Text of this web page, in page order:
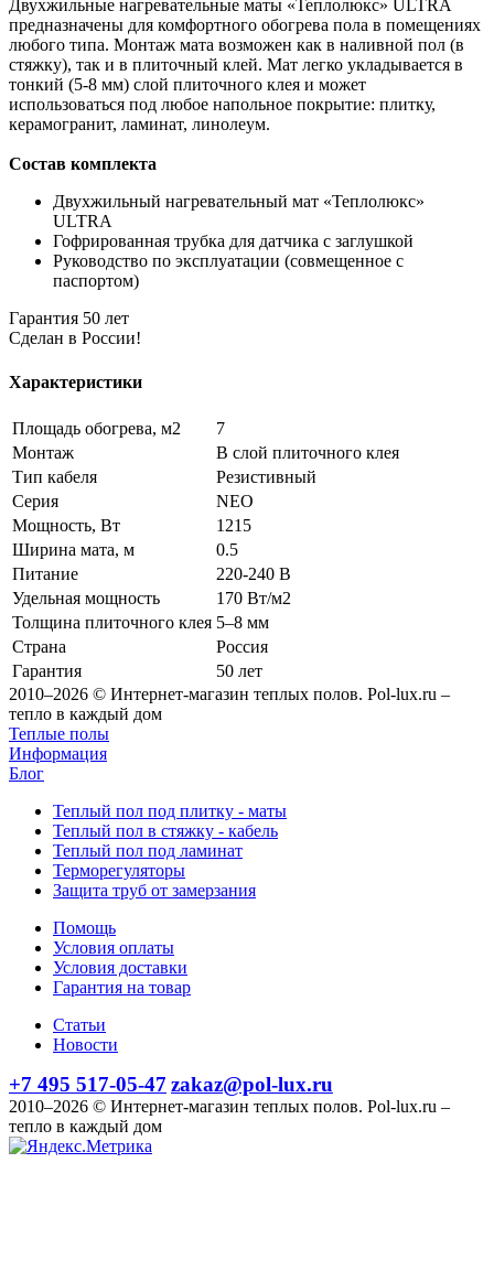
Двухжильные нагревательные маты «Теплолюкс» ULTRA
предназначены для комфортного обогрева пола в помещениях
любого типа. Монтаж мата возможен как в наливной пол (в
стяжку), так и в плиточный клей. Мат легко укладывается в
тонкий (5-8 мм) слой плиточного клея и может
использоваться под любое напольное покрытие: плитку,
керамогранит, ламинат, линолеум.
Состав комплекта
Двухжильный нагревательный мат «Теплолюкс»
ULTRA
Гофрированная трубка для датчика с заглушкой
Руководство по эксплуатации (совмещенное с
паспортом)
Гарантия 50 лет
Сделан в России!
Характеристики
Площадь обогрева, м2
7
Монтаж
В слой плиточного клея
Тип кабеля
Резистивный
Серия
NEO
Мощность, Вт
1215
Ширина мата, м
0.5
Питание
220-240 В
Удельная мощность
170 Вт/м2
Толщина плиточного клея 5–8 мм
Страна
Россия
Гарантия
50 лет
2010–2026 © Интернет-магазин теплых полов. Pol-lux.ru –
тепло в каждый дом
Теплые полы
Информация
Блог
Теплый пол под плитку - маты
Теплый пол в стяжку - кабель
Теплый пол под ламинат
Терморегуляторы
Защита труб от замерзания
Помощь
Условия оплаты
Условия доставки
Гарантия на товар
Статьи
Новости
+7 495 517-05-47 zakaz@pol-lux.ru
2010–2026 © Интернет-магазин теплых полов. Pol-lux.ru –
тепло в каждый дом